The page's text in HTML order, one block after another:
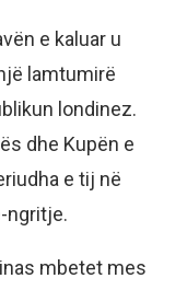
e kaluar u
lamtumirë
londinez.
dhe Kupën e
e tij në
ngritje.
mbetet mes